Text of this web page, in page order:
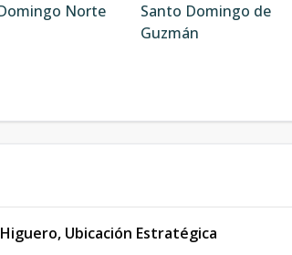
Norte
Santo Domingo de
Guzmán
Ubicación Estratégica